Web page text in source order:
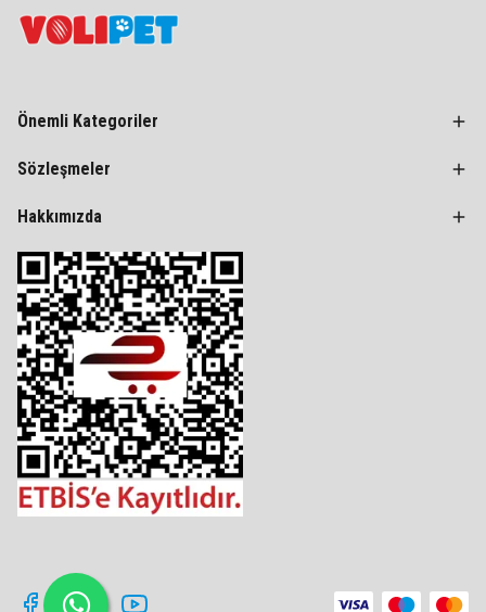
Önemli Kategoriler
Sözleşmeler
Hakkımızda